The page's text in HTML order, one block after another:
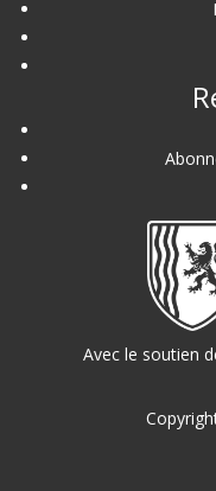
Avec le soutien